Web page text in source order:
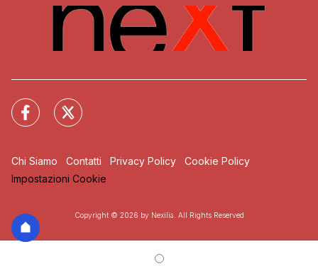
Chi Siamo Contatti Privacy Policy
Cookie Policy
Impostazioni Cookie
Copyright © 2026 by Nexilia. All Rights Reserved